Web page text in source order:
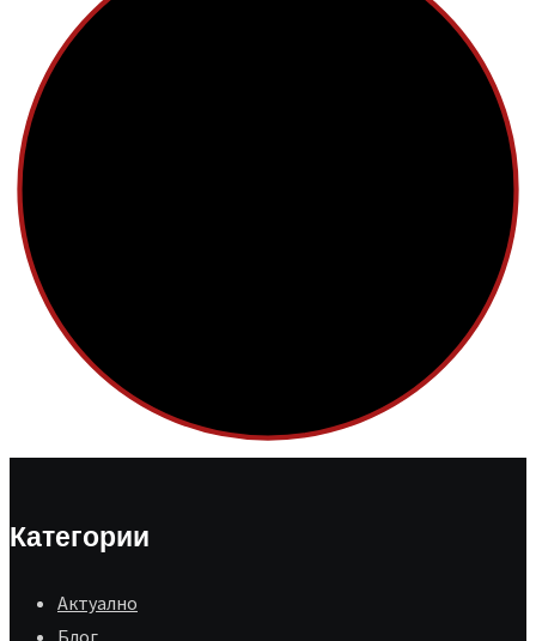
Категории
Aктуално
Блог